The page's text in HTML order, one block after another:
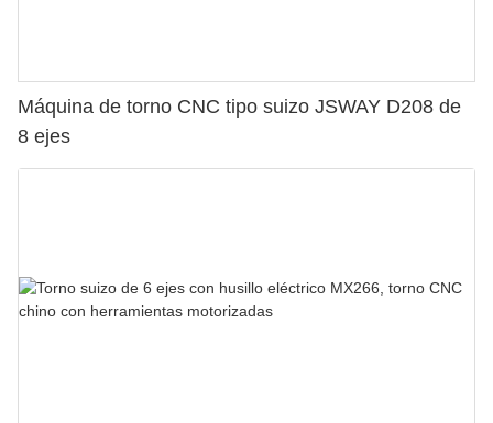
Máquina de torno CNC tipo suizo JSWAY D208 de
8 ejes